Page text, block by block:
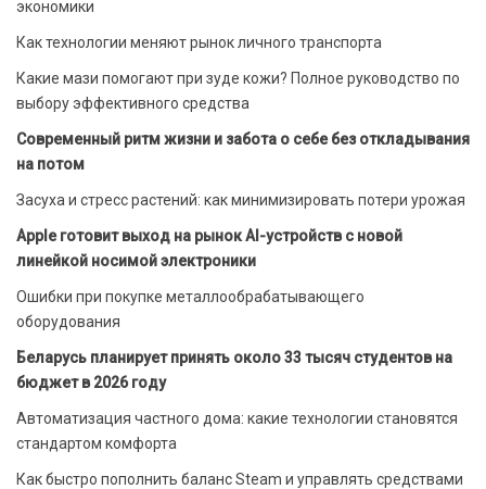
экономики
Как технологии меняют рынок личного транспорта
Какие мази помогают при зуде кожи? Полное руководство по
выбору эффективного средства
Современный ритм жизни и забота о себе без откладывания
на потом
Засуха и стресс растений: как минимизировать потери урожая
Apple готовит выход на рынок AI-устройств с новой
линейкой носимой электроники
Ошибки при покупке металлообрабатывающего
оборудования
Беларусь планирует принять около 33 тысяч студентов на
бюджет в 2026 году
Автоматизация частного дома: какие технологии становятся
стандартом комфорта
Как быстро пополнить баланс Steam и управлять средствами